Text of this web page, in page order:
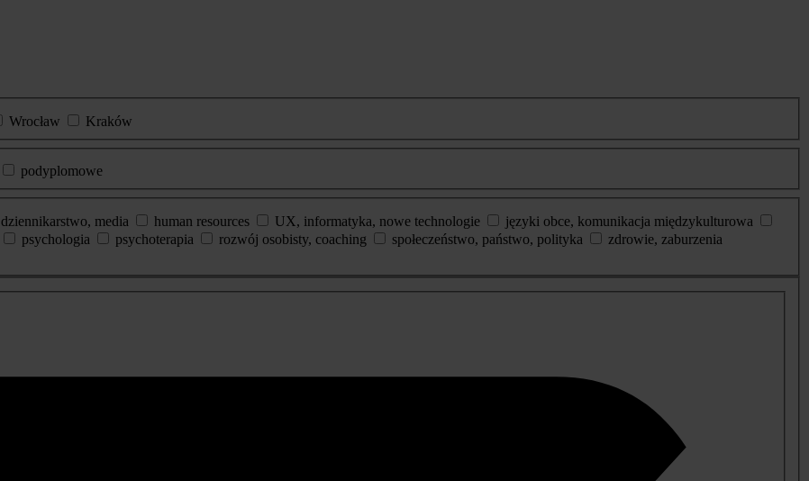
Wrocław
Kraków
podyplomowe
dziennikarstwo, media human resources UX, informatyka, nowe technologie
języki obce, komunikacja międzykulturowa
psychologia psychoterapia rozwój osobisty, coaching społeczeństwo, państwo, polityka
zdrowie, zaburzenia